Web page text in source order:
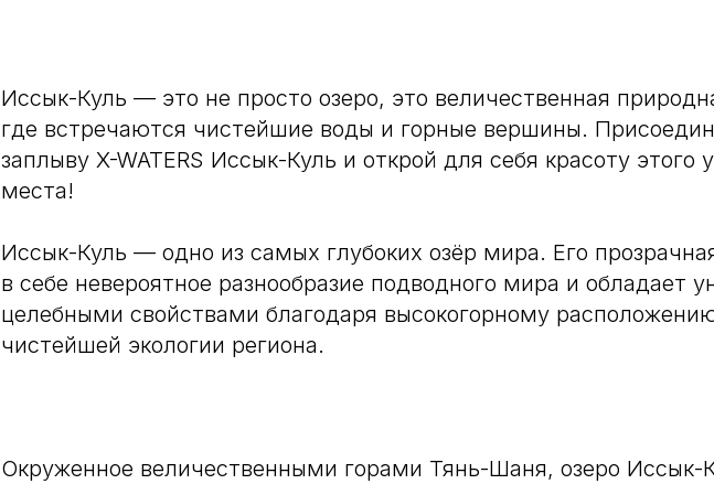
Иссык-Куль — это не просто озеро, это величественная
где встречаются чистейшие воды и горные вершины.
заплыву X-WATERS Иссык-Куль и открой для себя красоту этого
места!
Иссык-Куль — одно из самых глубоких озёр мира. Его
в себе невероятное разнообразие подводного мира и обладает
целебными свойствами благодаря высокогорному
чистейшей экологии региона.
Окруженное величественными горами Тянь-Шаня, озеро Иссык-